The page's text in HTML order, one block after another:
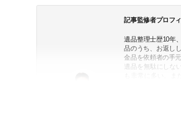
記事監修者プロフ
遺品整理士歴10年
品のうち、お返し
金品を依頼者の手
遺品を無駄にしな
一般社団法人家財
宅地建物取引士（